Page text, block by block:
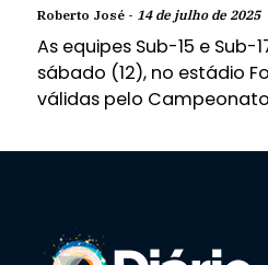
Roberto José - 14 de julho de 2025
As equipes Sub-15 e
sábado (12), no estádio
válidas pelo